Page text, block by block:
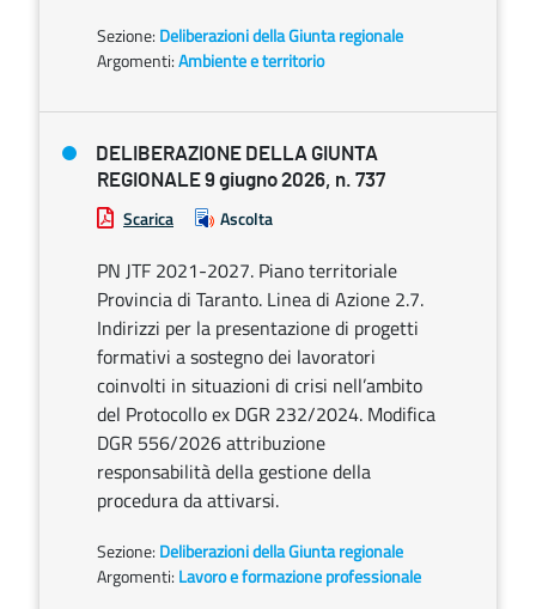
Sezione: Deliberazioni della Giunta regionale
Argomenti:Ambiente e territorio
DELIBERAZIONE DELLA GIUNTA
REGIONALE 9 giugno 2026, n. 737
Scarica Ascolta
PN JTF 2021-2027. Piano territoriale
Provincia di Taranto. Linea di Azione 2.7.
Indirizzi per la presentazione di progetti
formativi a sostegno dei lavoratori
coinvolti in situazioni di crisi nell’ambito
del Protocollo ex DGR 232/2024. Modifica
DGR 556/2026 attribuzione
responsabilità della gestione della
procedura da attivarsi.
Sezione: Deliberazioni della Giunta regionale
Argomenti: Lavoro e formazione professionale